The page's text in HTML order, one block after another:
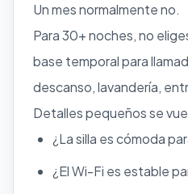
Un mes normalmente no.
Para 30+ noches, no
base temporal para
descanso, lavandería,
Detalles pequeños se
¿La silla es cómoda
¿El Wi-Fi es estable